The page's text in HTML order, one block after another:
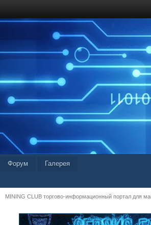
Форум Галерея
MINING CLUB торгово-информационный портал для